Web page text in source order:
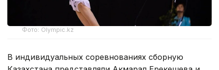
Фото: Оlympic.kz
В индивидуальных соревнованиях сборную